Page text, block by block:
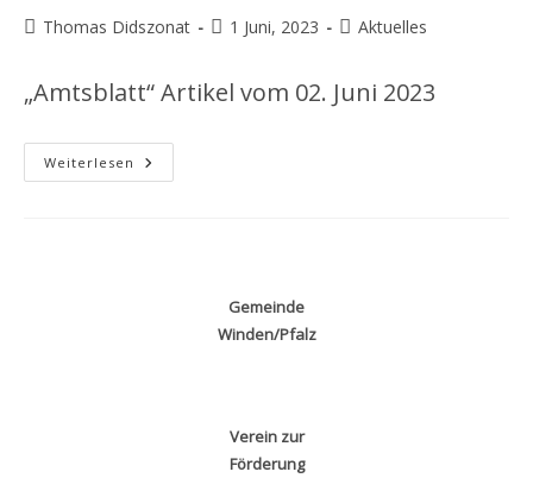
Beitrags-
Thomas Didszonat
Beitrag
1 Juni, 2023
Beitrags-
Aktuelles
„Amtsblatt“ Artikel vom 02. Juni 2023
Weiterlesen Einladung
Zum
Gemeinde
Winden/Pfalz
Verein zur
Förderung